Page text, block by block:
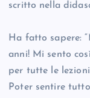
scritto nella
Ha fatto sapere:
anni! Mi sento
per tutte le
Poter sentire